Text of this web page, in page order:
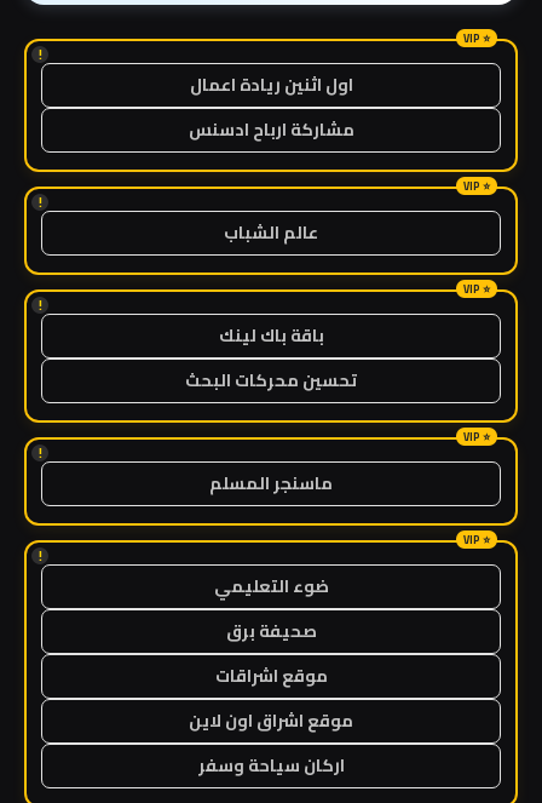
!
اول اثنين ريادة اعمال
مشاركة ارباح ادسنس
!
عالم الشباب
!
باقة باك لينك
تحسين محركات البحث
!
ماسنجر المسلم
!
ضوء التعليمي
صحيفة برق
موقع اشراقات
موقع اشراق اون لاين
اركان سياحة وسفر